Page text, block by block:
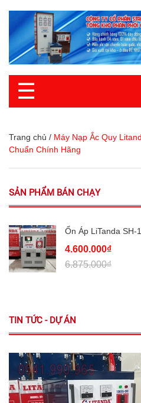
☰
Trang chủ / Máy Nạp Ắc Quy
Chuẩn Chính Hãng
SẢN PHẨM BÁN CHẠY
Ổn Áp LiTanda SH-
4.600.000₫
6.875.000₫
TIN TỨC - DỰ ÁN